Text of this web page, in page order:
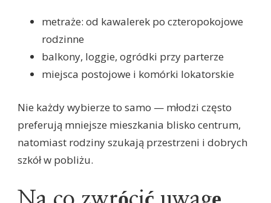
metraże: od kawalerek po czteropokojowe
rodzinne
balkony, loggie, ogródki przy parterze
miejsca postojowe i komórki lokatorskie
Nie każdy wybierze to samo — młodzi często
preferują mniejsze mieszkania blisko centrum,
natomiast rodziny szukają przestrzeni i dobrych
szkół w pobliżu.